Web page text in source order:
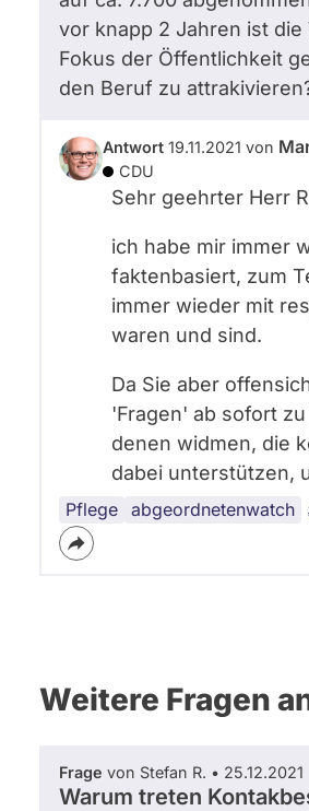
vor knapp 2 Jahren ist
Fokus der Öffentlichkeit
den Beruf zu
Antwort 19.11.2021 von
CDU
Sehr geehrter Herr
ich habe mir immer
faktenbasiert, zum
immer wieder mit
waren und sind.
Da Sie aber
'Fragen' ab sofort
denen widmen, die
dabei unterstützen,
Pflege abgeordnetenwatch
Weitere Fragen
Frage von Stefan R. • 25.12.2021
Warum treten